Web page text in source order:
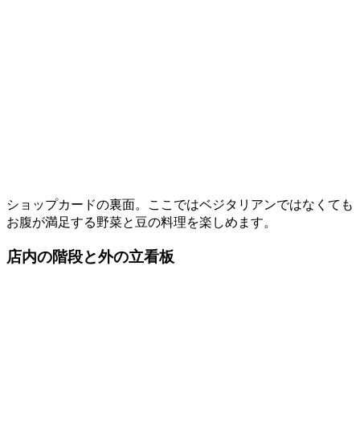
ショップカードの裏面。ここではベジタリアンではなくても
お腹が満足する野菜と豆の料理を楽しめます。
店内の階段と外の立看板